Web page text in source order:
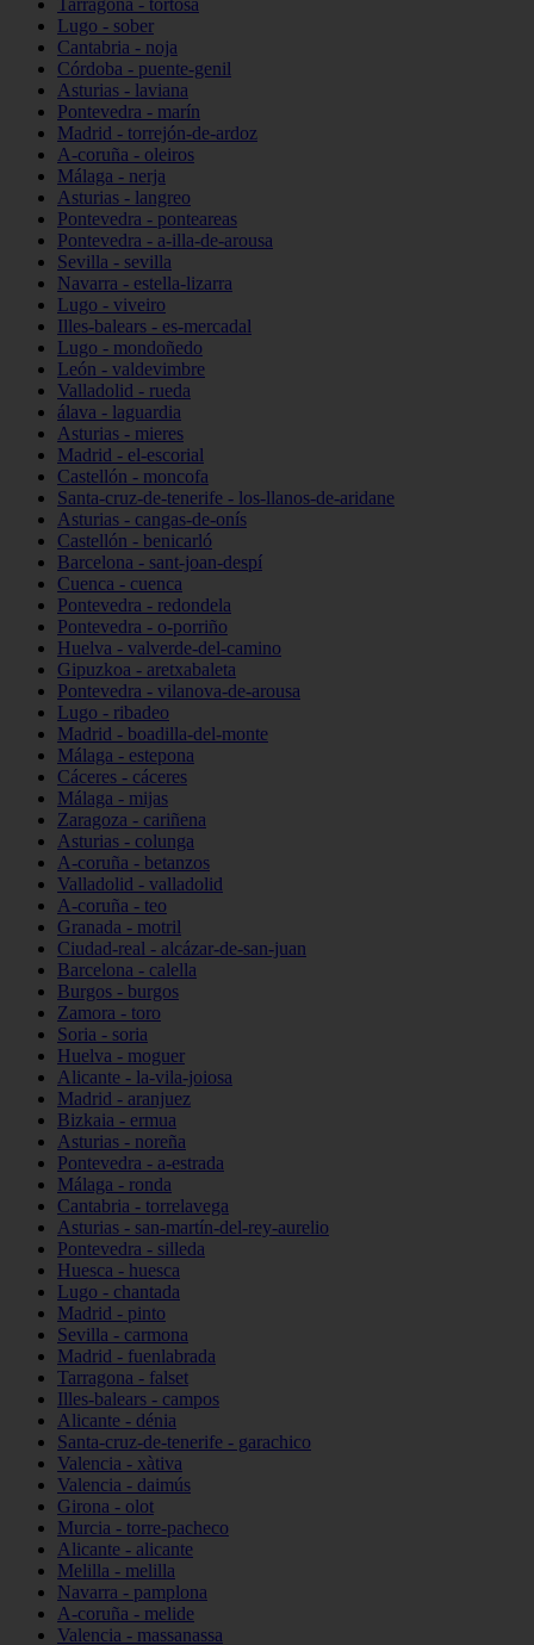
Tarragona - tortosa
Lugo - sober
Cantabria - noja
Córdoba - puente-genil
Asturias - laviana
Pontevedra - marín
Madrid - torrejón-de-ardoz
A-coruña - oleiros
Málaga - nerja
Asturias - langreo
Pontevedra - ponteareas
Pontevedra - a-illa-de-arousa
Sevilla - sevilla
Navarra - estella-lizarra
Lugo - viveiro
Illes-balears - es-mercadal
Lugo - mondoñedo
León - valdevimbre
Valladolid - rueda
álava - laguardia
Asturias - mieres
Madrid - el-escorial
Castellón - moncofa
Santa-cruz-de-tenerife - los-llanos-de-aridane
Asturias - cangas-de-onís
Castellón - benicarló
Barcelona - sant-joan-despí
Cuenca - cuenca
Pontevedra - redondela
Pontevedra - o-porriño
Huelva - valverde-del-camino
Gipuzkoa - aretxabaleta
Pontevedra - vilanova-de-arousa
Lugo - ribadeo
Madrid - boadilla-del-monte
Málaga - estepona
Cáceres - cáceres
Málaga - mijas
Zaragoza - cariñena
Asturias - colunga
A-coruña - betanzos
Valladolid - valladolid
A-coruña - teo
Granada - motril
Ciudad-real - alcázar-de-san-juan
Barcelona - calella
Burgos - burgos
Zamora - toro
Soria - soria
Huelva - moguer
Alicante - la-vila-joiosa
Madrid - aranjuez
Bizkaia - ermua
Asturias - noreña
Pontevedra - a-estrada
Málaga - ronda
Cantabria - torrelavega
Asturias - san-martín-del-rey-aurelio
Pontevedra - silleda
Huesca - huesca
Lugo - chantada
Madrid - pinto
Sevilla - carmona
Madrid - fuenlabrada
Tarragona - falset
Illes-balears - campos
Alicante - dénia
Santa-cruz-de-tenerife - garachico
Valencia - xàtiva
Valencia - daimús
Girona - olot
Murcia - torre-pacheco
Alicante - alicante
Melilla - melilla
Navarra - pamplona
A-coruña - melide
Valencia - massanassa